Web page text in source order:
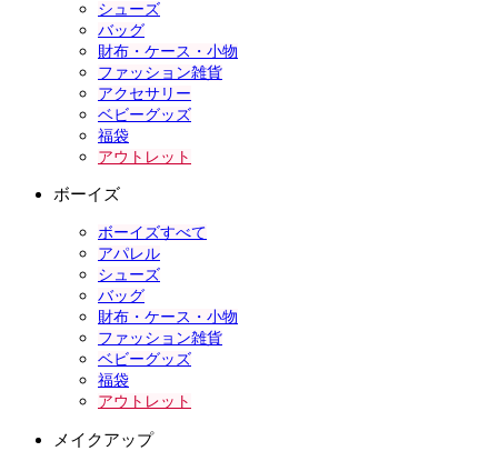
シューズ
バッグ
財布・ケース・小物
ファッション雑貨
アクセサリー
ベビーグッズ
福袋
アウトレット
ボーイズ
ボーイズすべて
アパレル
シューズ
バッグ
財布・ケース・小物
ファッション雑貨
ベビーグッズ
福袋
アウトレット
メイクアップ